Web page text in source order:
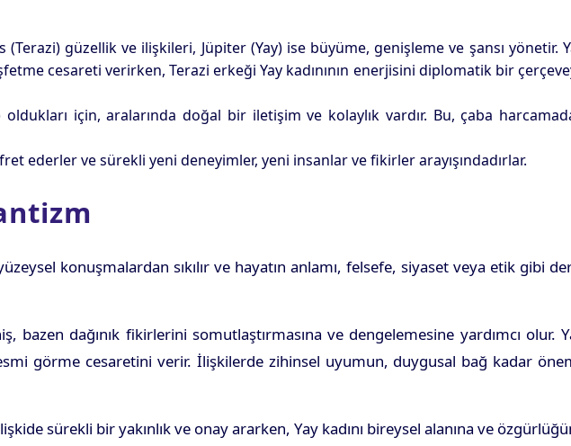
(Terazi) güzellik ve ilişkileri, Jüpiter (Yay) ise büyüme, genişleme ve şansı yönetir.
cesareti verirken, Terazi erkeği Yay kadınının enerjisini diplomatik bir
için, aralarında doğal bir iletişim ve kolaylık vardır. Bu, çaba
ederler ve sürekli yeni deneyimler, yeni insanlar ve fikirler arayışındadırlar.
konuşmalardan sıkılır ve hayatın anlamı, felsefe, siyaset veya etik gibi
dağınık fikirlerini somutlaştırmasına ve dengelemesine yardımcı olur.
görme cesaretini verir. İlişkilerde zihinsel uyumun, duygusal bağ kadar
sürekli bir yakınlık ve onay ararken, Yay kadını bireysel alanına ve